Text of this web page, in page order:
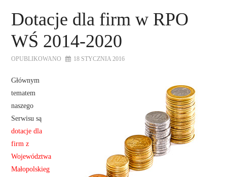
Dotacje dla firm w RPO
WŚ 2014-2020
OPUBLIKOWANO 18 STYCZNIA 2016
Głównym
tematem
naszego
Serwisu są
dotacje dla
firm z
Województwa
Małopolskieg